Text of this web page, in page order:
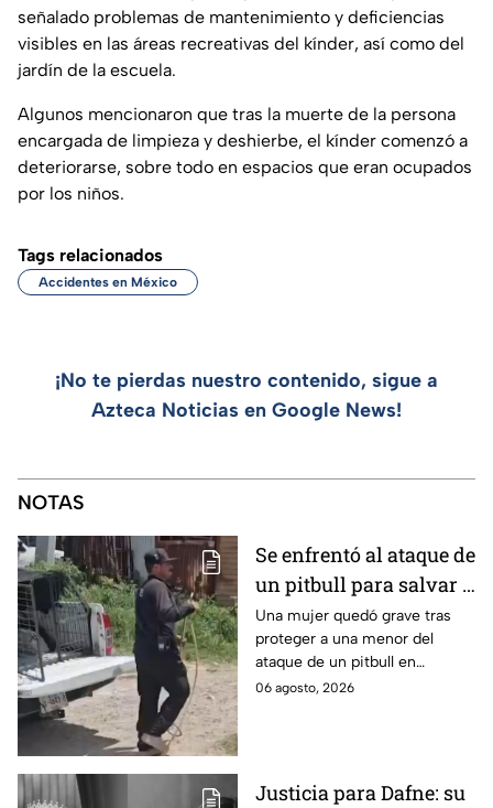
señalado problemas de mantenimiento y deficiencias
visibles en las áreas recreativas del kínder, así como del
jardín de la escuela.
Algunos mencionaron que tras la muerte de la persona
encargada de limpieza y deshierbe, el kínder comenzó a
deteriorarse, sobre todo en espacios que eran ocupados
por los niños.
Tags relacionados
Accidentes en México
¡No te pierdas nuestro contenido, sigue a
Azteca Noticias en Google News!
NOTAS
Se enfrentó al ataque de
un pitbull para salvar a
una menor; hoy lucha
por su vida en Zapopan
Una mujer quedó grave tras
proteger a una menor del
ataque de un pitbull en
Zapopan; la víctima sufrió
06 agosto, 2026
Justicia para Dafne: su